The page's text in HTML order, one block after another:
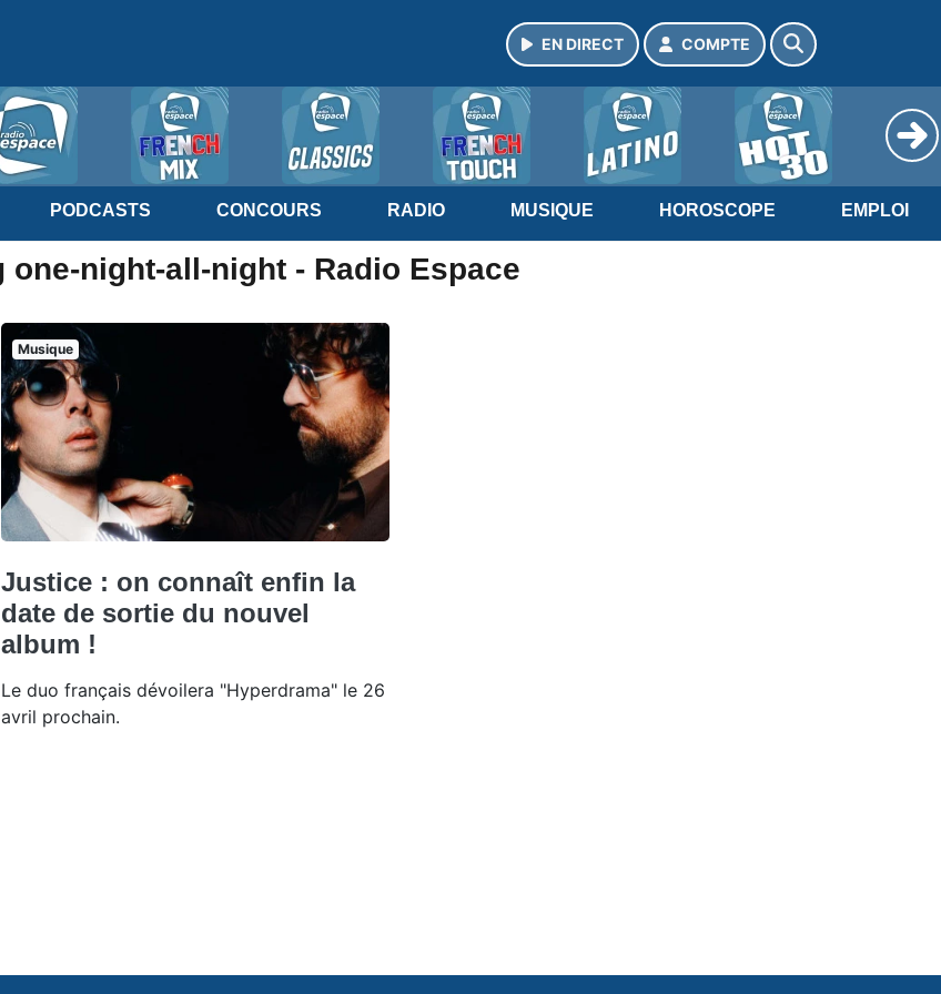
EN DIRECT COMPTE
PODCASTS CONCOURS RADIO MUSIQUE HOROSCOPE EMPLOI
night-all-night - Radio Espace
Musique
Justice : on connaît enfin la
date de sortie du nouvel
album !
Le duo français dévoilera "Hyperdrama" le 26
avril prochain.